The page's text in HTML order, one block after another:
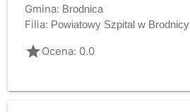
Gmina: Brodnica
Filia: Powiatowy Szpital w Brodnicy
gradeOcena: 0.0